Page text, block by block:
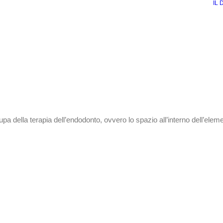
IL
della terapia dell’endodonto, ovvero lo spazio all’interno